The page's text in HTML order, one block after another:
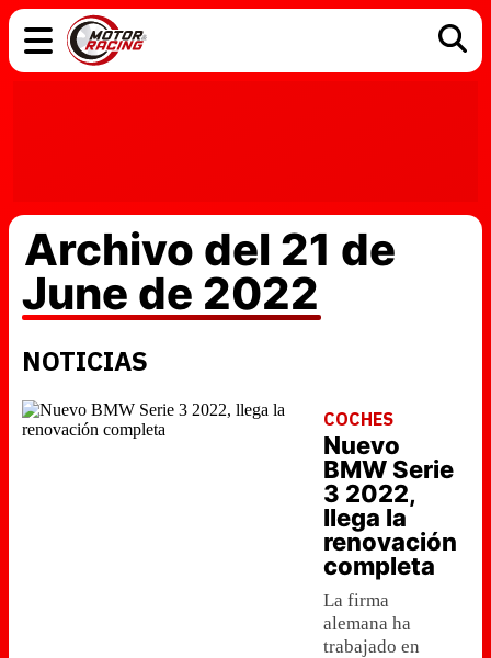
Archivo del 21 de
June de 2022
NOTICIAS
COCHES
Nuevo
BMW Serie
3 2022,
llega la
renovación
completa
La firma
alemana ha
trabajado en